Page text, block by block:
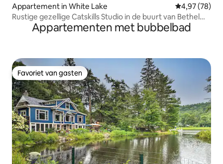
Appartement in White Lake Gemiddelde
4,97 (78)
Rustige gezellige Catskills Studio in de buurt van Bethel
WoodsAppartementen met bubbelbad
Favoriet van gasten
Favoriet van gasten